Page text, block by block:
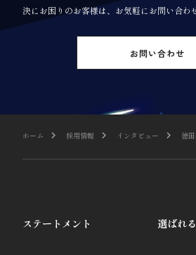
決にお困りのお客様は、お気軽にお問い合わ
お問い合わせ
ホーム 採用情報 インタビュー 徳
ステートメント 選ばれ